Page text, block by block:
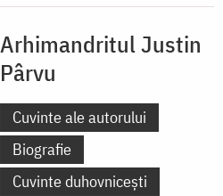
Arhimandritul Justin
Pârvu
Cuvinte ale autorului
Biografie
Cuvinte duhovnicești